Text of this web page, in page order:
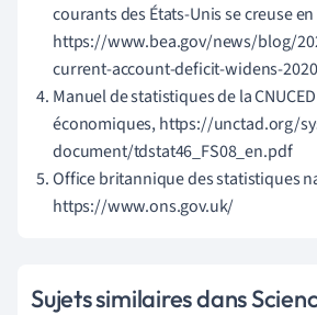
courants des États-Unis se creuse en
https://www.bea.gov/news/blog/
current-account-deficit-widens-
Manuel de statistiques de la
économiques, https://unctad.org/
document/tdstat46_FS08_en.pdf
Office britannique des statistiques
https://www.ons.gov.uk/
Sujets similaires dans